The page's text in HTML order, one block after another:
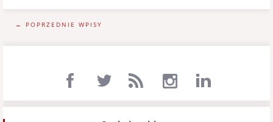
← POPRZEDNIE WPISY